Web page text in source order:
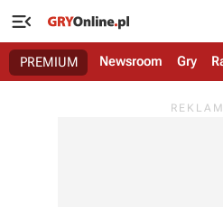

PREMIUM Newsroom Gry